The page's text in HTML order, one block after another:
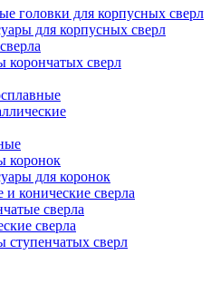
головки для корпусных сверл
для корпусных сверл
корончатых сверл
коронок
для коронок
конические сверла
сверла
сверла
ступенчатых сверл